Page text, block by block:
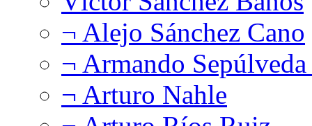
¬ Alejo Sánchez Cano
¬ Armando
¬ Arturo Nahle